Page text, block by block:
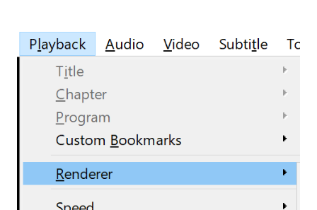
였던거예요. "IDE가 서버 시작을 위해 폴더를 잠그려고 하면 번
호 6942 부터 6991까지의 포트 중 먼저오는 하나를 점유하려고
다. 네트워킹 오류나 보안SW 때문일 수 있습니다." -IDEA 구동
실패: 주소가 이미 사용중입니다, JetBrains 커뮤니티- 그밖에
3306번을 쓰는 MySQL도 켜지지 않아서 포트를 바꿔줘야하는
상황도 겪었고, 이 때 개발초보인 저에겐 이 포트번호를 쓰는 개
발품의 포트 설정을 모두 바꿔줘야하는 불편이 있었어요. 그런데
이렇게 누군가 먹어버린 포트는 netstat 등의 도구를 쓰면 나오